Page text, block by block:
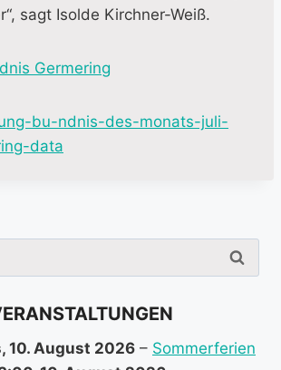
sagt Isolde Kirchner-Weiß.
Germering
bu-ndnis-des-monats-juli-
data
10. August 2026 – Sommerferien